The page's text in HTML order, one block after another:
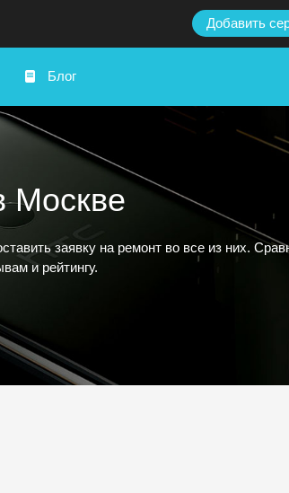
Добавить
Блог
Москве
заявку на ремонт во все из них.
и рейтингу.